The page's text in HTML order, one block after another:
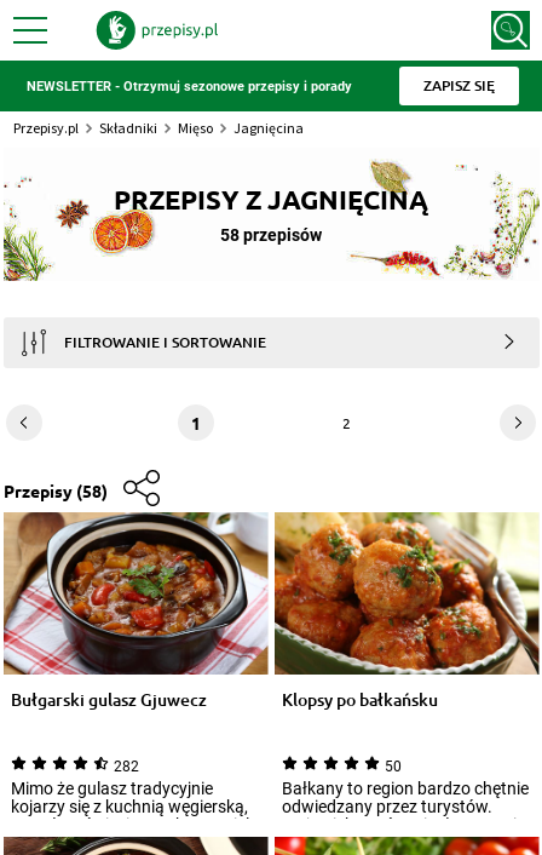
NEWSLETTER - Otrzymuj sezonowe przepisy i porady ZAPISZ SIĘ
Przepisy.pl Składniki Mięso Jagnięcina
PRZEPISY Z JAGNIĘCINĄ
58 przepisów
FILTROWANIE I SORTOWANIE
1 2
Przepisy (58)
Bułgarski gulasz Gjuwecz
282
Mimo że gulasz tradycyjnie
kojarzy się z kuchnią węgierską,
na całym świecie spotkamy wiele
jego...
Klopsy po bałkańsku
50
Bałkany to region bardzo chętnie
odwiedzany przez turystów.
Mają piekne góry, ciepłe morze i
wspa...